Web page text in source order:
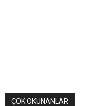
ÇOK OKUNANLAR